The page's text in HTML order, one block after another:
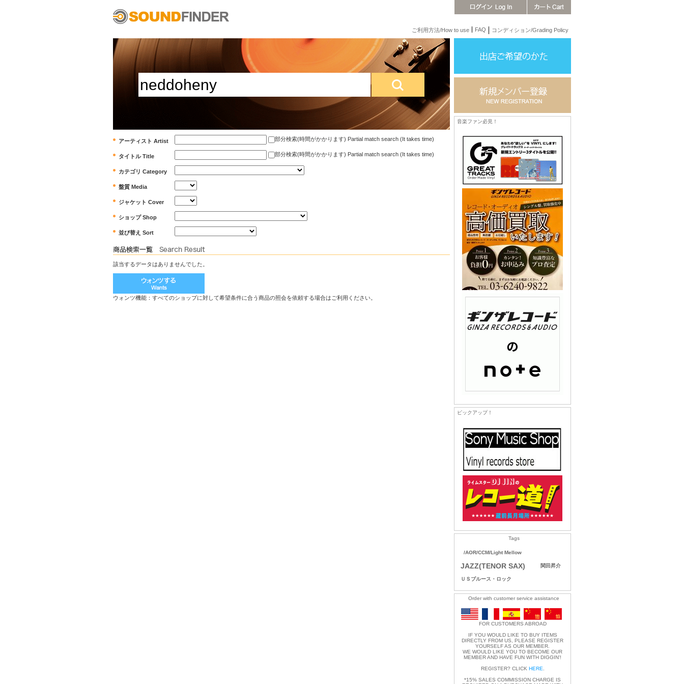
ご利用方法/How to use FAQ コンディション/Grading Policy
アーティスト Artist 部分検索(時間がかかります) Partial match search (It takes time)
タイトル Title 部分検索(時間がかかります) Partial match search (It takes time)
カテゴリ Category
盤質 Media
ジャケット Cover
ショップ Shop
並び替え Sort
該当するデータはありませんでした。
ウォンツ機能：すべてのショップに対して希望条件に合う商品の照会を依頼する場合はご利用ください。
音楽ファン必見！
ピックアップ！
Tags
/AOR/CCM/Light Mellow
JAZZ(TENOR SAX) 関田昇介
ＵＳブルース・ロック
Order with customer service assistance
FOR CUSTOMERS ABROAD
IF YOU WOULD LIKE TO BUY ITEMS
DIRECTLY FROM US, PLEASE REGISTER
YOURSELF AS OUR MEMBER.
WE WOULD LIKE YOU TO BECOME OUR
MEMBER AND HAVE FUN WITH DIGGIN'!
REGISTER? CLICK HERE
*15% SALES COMMISSION CHARGE IS